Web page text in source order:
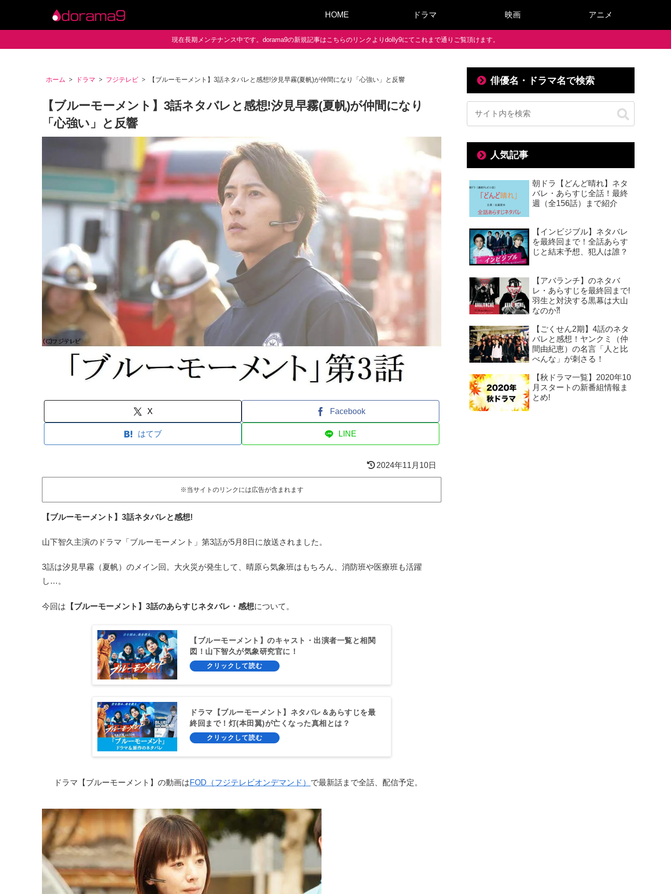
HOME ドラマ 映画 アニメ
現在長期メンテナンス中です。dorama9の新規記事はこちらのリンクよりdolly9にてこれまで通りご覧頂けます。
ホーム ドラマ フジテレビ 【ブルーモーメント】3話ネタバレと感想!汐見早霧(夏帆)が仲間になり「心強い」と反響
【ブルーモーメント】3話ネタバレと感想!汐見早霧(夏帆)が仲間になり
「心強い」と反響
X Facebook
はてブ LINE
2024年11月10日
※当サイトのリンクには広告が含まれます
【ブルーモーメント】3話ネタバレと感想!
山下智久主演のドラマ「ブルーモーメント」第3話が5月8日に放送されました。
3話は汐見早霧（夏帆）のメイン回。大火災が発生して、晴原ら気象班はもちろん、消防班や医療班も活躍
し…。
今回は 【ブルーモーメント】3話のあらすじネタバレ・感想について。
【ブルーモーメント】のキャスト・出演者一覧と相関
図！山下智久が気象研究官に！
ドラマ【ブルーモーメント】ネタバレ＆あらすじを最
終回まで！灯(本田翼)が亡くなった真相とは？
ドラマ【ブルーモーメント】の動画はFOD（フジテレビオンデマンド） で最新話まで全話、配信予定。
俳優名・ドラマ名で検索
人気記事
朝ドラ【どんど晴れ】ネタ
バレ・あらすじ全話！最終
週（全156話）まで紹介
【インビジブル】ネタバレ
を最終回まで！全話あらす
じと結末予想、犯人は誰？
【アバランチ】のネタバ
レ・あらすじを最終回まで!
羽生と対決する黒幕は大山
なのか⁈
【ごくせん2期】4話のネタ
バレと感想！ヤンクミ（仲
間由紀恵）の名言「人と比
べんな」が刺さる！
【秋ドラマ一覧】2020年10
月スタートの新番組情報ま
とめ!